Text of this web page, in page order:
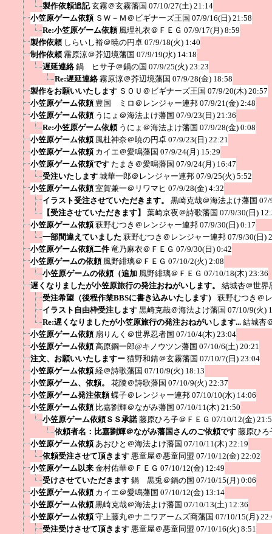
製作依頼追記 玄霧＠玄霧藩国 07/10/27(土) 21:14
小笠原ゲーム依頼 ＳＷ－Ｍ＠ビギナーズ王国 07/9/16(日) 21:58
Re:小笠原ゲーム依頼 風理礼衣＠ＦＥＧ 07/9/17(月) 8:59
製作依頼 しらいし裕＠暁の円卓 07/9/18(火) 1:40
制作依頼 霧原涼＠芥辺境藩国 07/9/19(水) 14:18
遅延連絡 鍋 ヒサ子＠鍋の国 07/9/25(火) 23:23
Re:遅延連絡 霧原涼＠芥辺境藩国 07/9/28(金) 18:58
製作をお願いいたします ＳＯＵ＠ビギナーズ王国 07/9/20(木) 20:57
小笠原ゲーム依頼 豊国 ミロ＠レンジャー連邦 07/9/21(金) 2:48
小笠原ゲーム依頼 うにょ＠海法よけ藩国 07/9/23(日) 21:36
Re:小笠原ゲーム依頼 うにょ＠海法よけ藩国 07/9/28(金) 0:08
小笠原ゲーム依頼 風杜神奈＠暁の円卓 07/9/23(日) 22:21
小笠原ゲーム依頼 カイエ＠愛鳴藩国 07/9/24(月) 15:29
小笠原ゲーム依頼です たまき＠愛鳴藩国 07/9/24(月) 16:47
受注いたします 城華一郎＠レンジャー連邦 07/9/25(火) 5:52
小笠原ゲーム依頼 室賀兼一＠リワマヒ 07/9/28(金) 4:32
イラスト受注させていただきます。
黒崎克哉＠海法よけ藩国 07/
【受注させていただきます】
葉崎京夜＠詩歌藩国 07/9/30(日)
小笠原ゲーム依頼 萩野むつき＠レンジャー連邦 07/9/30(日) 0:17
一部間違えていました 萩野むつき＠レンジャー連邦 07/9/30(日)
小笠原ゲーム依頼二件 竜乃麻衣＠ＦＥＧ 07/9/30(日) 0:42
小笠原ゲームの依頼 風野緋璃＠ＦＥＧ 07/10/2(火) 2:08
小笠原ゲームの依頼（追加 風野緋璃＠ＦＥＧ 07/10/18(木) 23:36
遅くなりましたが小笠原旅行の発注おねがいします。
結城杏＠世界
受注希望（後程作業BBSに書き込みいたします）
萩野むつき＠
イラスト自由枠受注します 黒崎克哉＠海法よけ藩国 07/10/9(火)
Re:遅くなりましたが小笠原旅行の発注おねがいします... 結城杏
小笠原ゲーム依頼 扇りんく＠世界忍者国 07/10/4(木) 23:04
小笠原ゲーム依頼 高原鋼一郎@キノウツン藩国 07/10/6(土) 20:21
注文、お願いいたしますー 猫野和錆＠玄霧藩国 07/10/7(日) 23:04
小笠原ゲーム依頼 経＠詩歌藩国 07/10/9(火) 18:13
小笠原ゲーム、依頼。
花陵＠詩歌藩国 07/10/9(火) 22:37
小笠原ゲーム発注依頼 蝶子＠レンジャー連邦 07/10/10(水) 14:06
小笠原ゲーム依頼 比嘉劉輝＠ながみ藩国 07/10/11(木) 21:50
小笠原ゲーム依頼ＳＳ承諾 藤原ひろ子＠ＦＥＧ 07/10/12(金)
依頼者名：比嘉劉輝＠ながみ藩国さんのご依頼です 藤原ひろ
小笠原ゲーム依頼 あおひと＠海法よけ藩国 07/10/11(木) 22:19
依頼受注させて頂きます 悪童屋＠悪童同盟 07/10/12(金) 22:02
小笠原ゲーム以来 金村佑華＠ＦＥＧ 07/10/12(金) 12:49
受けさせていただきます 鍋 黒兎＠鍋の国 07/10/15(月) 0:06
小笠原ゲーム依頼 カイエ＠愛鳴藩国 07/10/12(金) 13:14
小笠原ゲーム依頼 黒崎克哉＠海法よけ藩国 07/10/13(土) 12:36
小笠原ゲーム依頼 守上藤丸＠ナニワアームズ商藩国 07/10/15(月)
受注受けさせて頂きます 悪童屋＠悪童同盟 07/10/16(火) 8:51